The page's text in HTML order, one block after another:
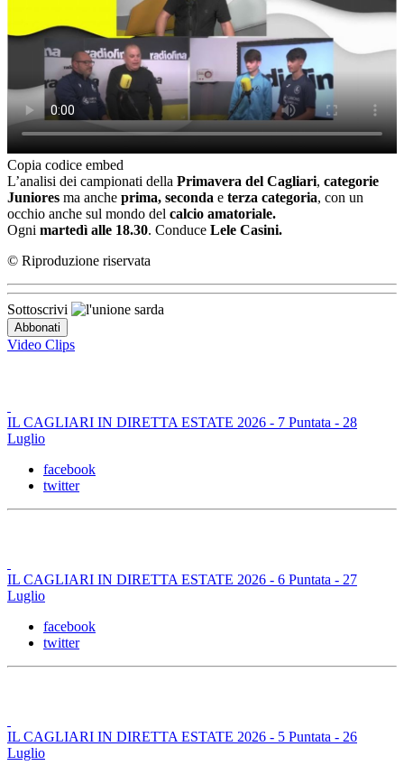
Copia codice embed
L’analisi dei campionati della Primavera del Cagliari, categorie
Juniores ma anche prima, seconda e terza categoria, con un
occhio anche sul mondo del calcio amatoriale.
Ogni martedì alle 18.30. Conduce Lele Casini.
© Riproduzione riservata
Sottoscrivi
Video Clips
IL CAGLIARI IN DIRETTA ESTATE 2026 - 7 Puntata - 28
Luglio
facebook
twitter
IL CAGLIARI IN DIRETTA ESTATE 2026 - 6 Puntata - 27
Luglio
facebook
twitter
IL CAGLIARI IN DIRETTA ESTATE 2026 - 5 Puntata - 26
Luglio